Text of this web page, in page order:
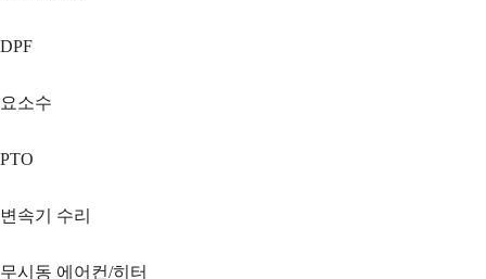
DPF
요소수
PTO
변속기 수리
무시동 에어컨/히터